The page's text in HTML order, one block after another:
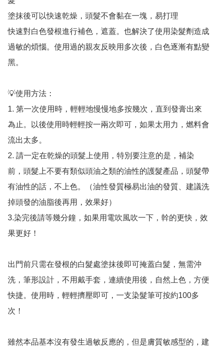
塗抹後可以快速乾燥，頭髮不會黏在一塊，易打理
快速對白色發根進行補色，遮蓋。也解決了使用染髮劑造成
過敏的煩惱。使用過的親友反映用多次後，白色逐漸有點變
黑。
💡使用方法：
1. 第一次使用時，輕輕地慢慢地多按幾次，直到發膏出來
為止。以後使用時輕輕按一兩次即可，如果太用力，燃料會
流出太多。
2. 請一定在乾燥的頭髮上使用，特別要注意的是，補染
前，頭髮上不要有類似頭油之類的油性的護髮產品，頭髮帶
有油性的話，不上色。（油性發質極易出油的發質、建議洗
掉頭發的油脂後再用，效果好）
3.染完後請等幾分鐘，如果用電吹風吹一下，幹的更快，效
果更好！
出門前只需在發根的白髮處塗抹後即可掩蓋白髮，無需沖
洗，筆形設計，不用戴手套，連續使用後，自然上色，方便
快捷。使用時，輕輕擠壓即可，一支染髮筆可按約100多
次！
雖然本品基本沒有發生過敏反應的，但是膚質敏感型的，建